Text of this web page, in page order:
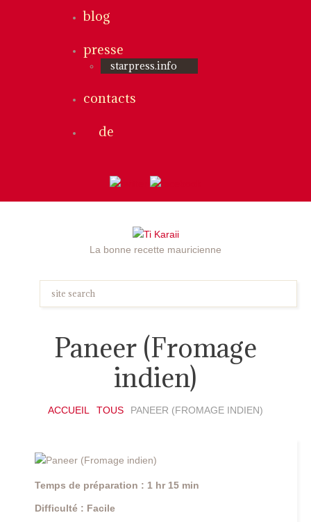
blog
presse
starpress.info
contacts
de
La bonne recette mauricienne
Paneer (Fromage
indien)
ACCUEIL TOUS PANEER (FROMAGE INDIEN)
Temps de préparation : 1 hr 15 min
Difficulté : Facile